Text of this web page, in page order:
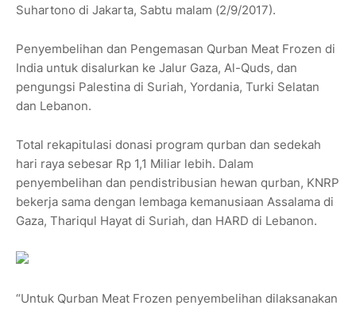
Suhartono di Jakarta, Sabtu malam (2/9/2017).
Penyembelihan dan Pengemasan Qurban Meat Frozen di
India untuk disalurkan ke Jalur Gaza, Al-Quds, dan
pengungsi Palestina di Suriah, Yordania, Turki Selatan
dan Lebanon.
Total rekapitulasi donasi program qurban dan sedekah
hari raya sebesar Rp 1,1 Miliar lebih. Dalam
penyembelihan dan pendistribusian hewan qurban, KNRP
bekerja sama dengan lembaga kemanusiaan Assalama di
Gaza, Thariqul Hayat di Suriah, dan HARD di Lebanon.
“Untuk Qurban Meat Frozen penyembelihan dilaksanakan